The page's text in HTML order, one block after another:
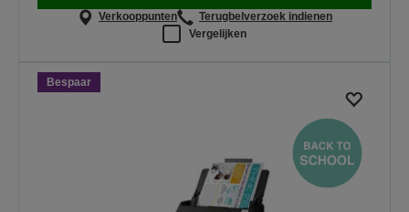
Verkooppunten
Terugbelverzoek indienen
Vergelijken
Bespaar